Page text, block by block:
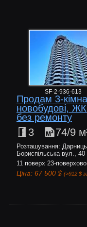
SF-2-936-613
Продам 3-
новобудові,
без ремонту
3 74/9
Розташування:
Бориспільська вул., 40
11 поверх 23-
Ціна: 67 500 $ (≈912 $